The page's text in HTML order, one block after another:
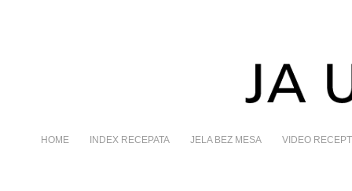
HOME INDEX RECEPATA JELA BEZ MESA VIDEO